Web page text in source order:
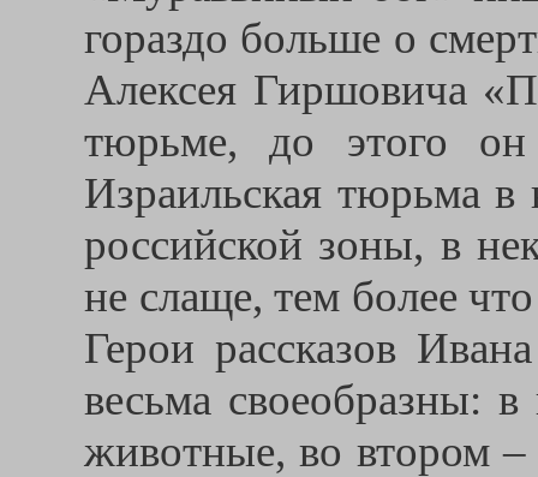
гораздо больше о
Алексея Гиршовича
тюрьме, до этого он
Израильская тюрьма
российской зоны, в
не слаще, тем более
Герои рассказов
весьма своеобразны:
животные, во втором